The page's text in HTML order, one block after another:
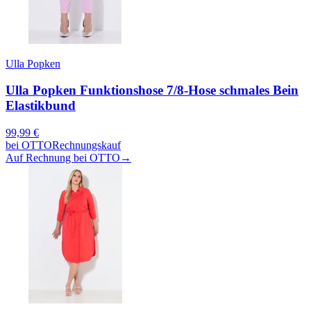
Ulla Popken
Ulla Popken Funktionshose 7/8-Hose schmales Bein
Elastikbund
99,99 €
bei OTTORechnungskauf
Auf Rechnung bei OTTO →